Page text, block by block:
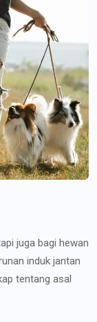
juga bagi hewan
induk jantan
tentang asal